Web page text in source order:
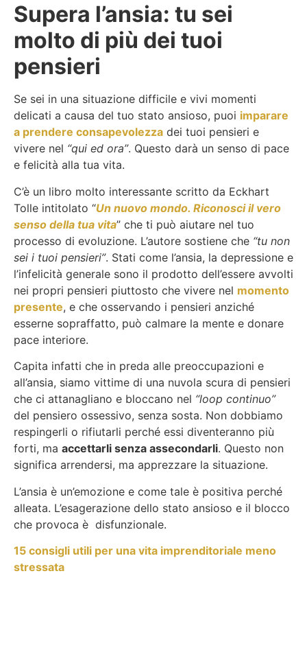
Supera l’ansia: tu sei
molto di più dei tuoi
pensieri
Se sei in una situazione difficile e vivi momenti
delicati a causa del tuo stato ansioso, puoi imparare
a prendere consapevolezza dei tuoi pensieri e
vivere nel “qui ed ora”. Questo darà un senso di pace
e felicità alla tua vita.
C’è un libro molto interessante scritto da Eckhart
Tolle intitolato “Un nuovo mondo. Riconosci il vero
senso della tua vita” che ti può aiutare nel tuo
processo di evoluzione. L’autore sostiene che “tu non
sei i tuoi pensieri”. Stati come l’ansia, la depressione e
l’infelicità generale sono il prodotto dell’essere avvolti
nei propri pensieri piuttosto che vivere nel momento
presente, e che osservando i pensieri anziché
esserne sopraffatto, può calmare la mente e donare
pace interiore.
Capita infatti che in preda alle preoccupazioni e
all’ansia, siamo vittime di una nuvola scura di pensieri
che ci attanagliano e bloccano nel “loop continuo”
del pensiero ossessivo, senza sosta. Non dobbiamo
respingerli o rifiutarli perché essi diventeranno più
forti, ma accettarli senza assecondarli. Questo non
significa arrendersi, ma apprezzare la situazione.
L’ansia è un’emozione e come tale è positiva perché
alleata. L’esagerazione dello stato ansioso e il blocco
che provoca è disfunzionale.
15 consigli utili per una vita imprenditoriale meno
stressata